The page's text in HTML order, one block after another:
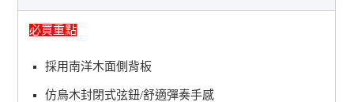
必買重點
採用南洋木面側背板
仿烏木封閉式弦鈕/舒適彈奏手感